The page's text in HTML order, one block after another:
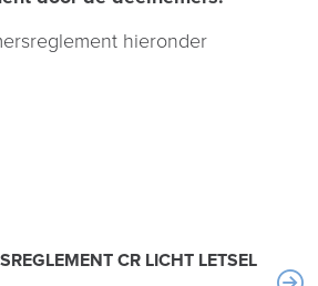
hieronder
CR LICHT LETSEL